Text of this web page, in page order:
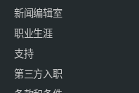
新闻编辑室
职业生涯
支持
第三方入职